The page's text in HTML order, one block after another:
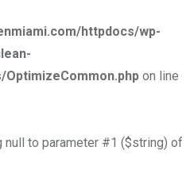
httpdocs/wp-
on line
null to parameter #1 ($string) of